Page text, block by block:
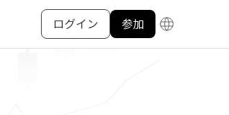
ログイン 参加